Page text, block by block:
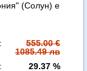
(Солун) е
555.00 €
1085.49 лв
29.37 %